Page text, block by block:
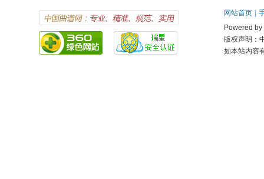
网站首页
Powered
版权声明：
如本站内容